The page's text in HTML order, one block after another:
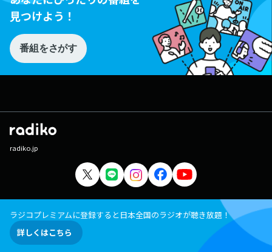
見つけよう！
番組をさがす
radiko.jp
ラジコプレミアムに登録すると日本全国のラジオが聴き放題！
詳しくはこちら